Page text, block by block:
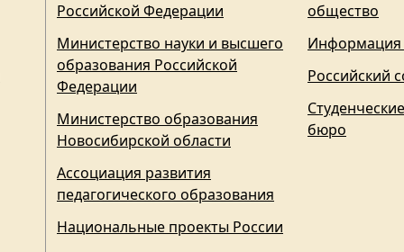
Российской Федерации
Министерство науки и высшего
образования Российской
Федерации
Министерство образования
Новосибирской области
Ассоциация развития
педагогического образования
Национальные проекты России
общество
Информация
Российский
бюро